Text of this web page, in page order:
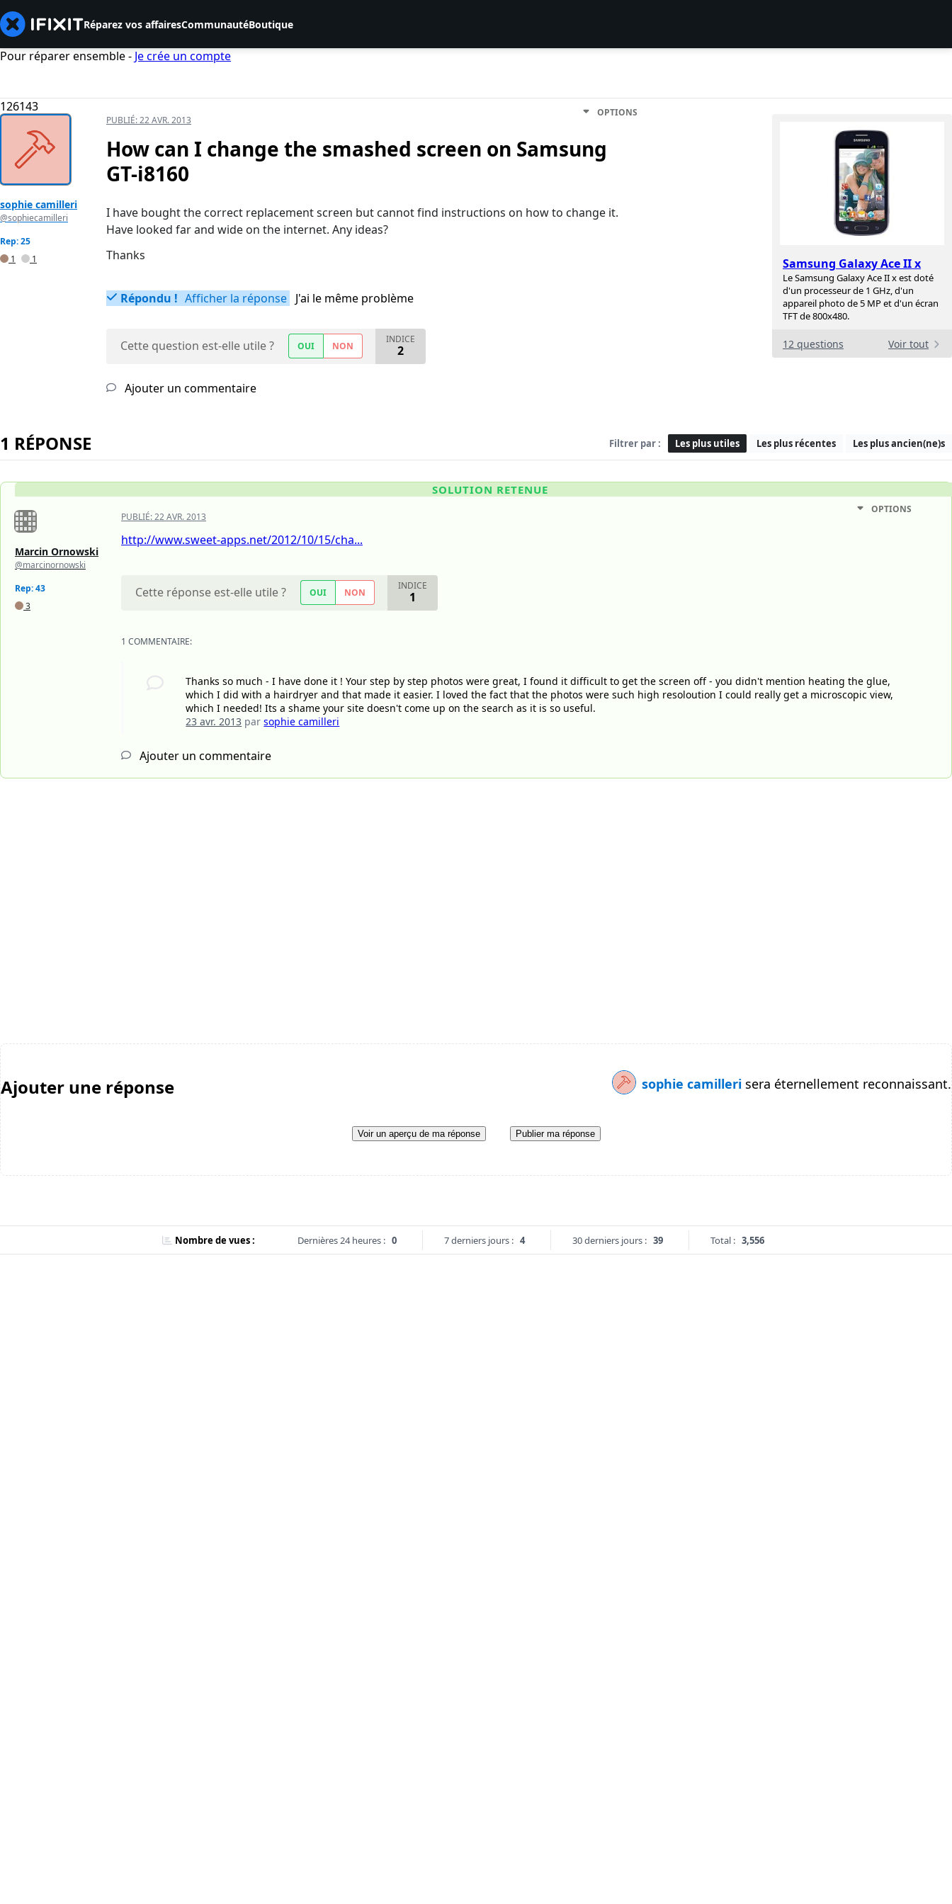
Réparez vos affairesCommunautéBoutique
Pour réparer ensemble - Je crée un compte
126143
Samsung Galaxy Ace II x
Le Samsung Galaxy Ace II x est doté
d'un processeur de 1 GHz, d'un
appareil photo de 5 MP et d'un écran
TFT de 800x480.
12 questions Voir tout
sophie camilleri
@sophiecamilleri
Rep: 25
1
1
PUBLIÉ:22 AVR. 2013
OPTIONS
How can I change the smashed screen on Samsung
GT-i8160
I have bought the correct replacement screen but cannot find instructions on how to change it.
Have looked far and wide on the internet. Any ideas?
Thanks
Répondu ! Afficher la réponse J'ai le même problème
Cette question est-elle utile ? OUI NON
INDICE
2
Ajouter un commentaire
1 RÉPONSE Filtrer par : Les plus utiles Les plus récentes Les plus ancien(ne)s
SOLUTION RETENUE
Marcin Ornowski
@marcinornowski
Rep: 43
3
PUBLIÉ:22 AVR. 2013
OPTIONS
http://www.sweet-apps.net/2012/10/15/cha...
Cette réponse est-elle utile ? OUI NON
INDICE
1
1 COMMENTAIRE:
Thanks so much - I have done it ! Your step by step photos were great, I found it difficult to get the screen off - you didn't mention heating the glue,
which I did with a hairdryer and that made it easier. I loved the fact that the photos were such high resoloution I could really get a microscopic view,
which I needed! Its a shame your site doesn't come up on the search as it is so useful.
23 avr. 2013 parsophie camilleri
Ajouter un commentaire
Ajouter une réponse sophie camilleri sera éternellement reconnaissant.
Voir un aperçu de ma réponse Publier ma réponse
Nombre de vues : Dernières 24 heures : 0 7 derniers jours : 4 30 derniers jours : 39 Total : 3,556